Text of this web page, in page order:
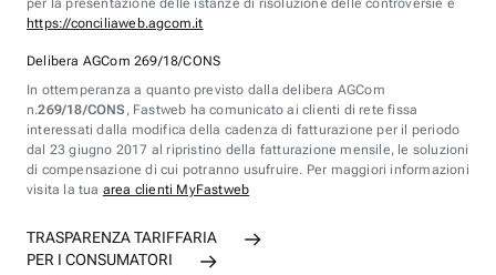
per la presentazione delle istanze di risoluzione delle controversie è
https://conciliaweb.agcom.it
Delibera AGCom 269/18/CONS
In ottemperanza a quanto previsto dalla delibera AGCom
n.269/18/CONS , Fastweb ha comunicato ai clienti di rete fissa
interessati dalla modifica della cadenza di fatturazione per il periodo
dal 23 giugno 2017 al ripristino della fatturazione mensile, le soluzioni
di compensazione di cui potranno usufruire. Per maggiori informazioni
visita la tua area clienti MyFastweb
TRASPARENZA TARIFFARIA
PER I CONSUMATORI